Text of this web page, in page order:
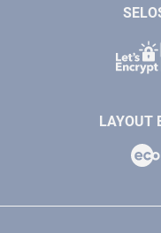
LAYOUT